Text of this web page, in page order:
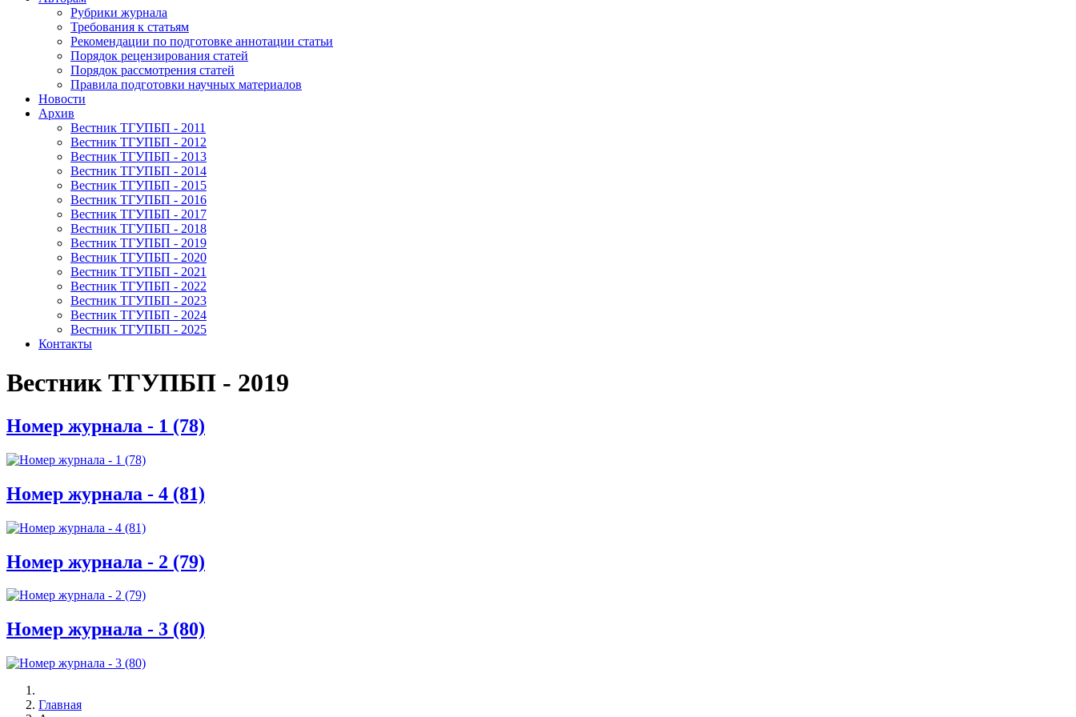
Рубрики журнала
Требования к статьям
Рекомендации по подготовке аннотации статьи
Порядок рецензирования статей
Порядок рассмотрения статей
Правила подготовки научных материалов
Новости
Архив
Вестник ТГУПБП - 2011
Вестник ТГУПБП - 2012
Вестник ТГУПБП - 2013
Вестник ТГУПБП - 2014
Вестник ТГУПБП - 2015
Вестник ТГУПБП - 2016
Вестник ТГУПБП - 2017
Вестник ТГУПБП - 2018
Вестник ТГУПБП - 2019
Вестник ТГУПБП - 2020
Вестник ТГУПБП - 2021
Вестник ТГУПБП - 2022
Вестник ТГУПБП - 2023
Вестник ТГУПБП - 2024
Вестник ТГУПБП - 2025
Контакты
Вестник ТГУПБП - 2019
Номер журнала - 1 (78)
Номер журнала - 4 (81)
Номер журнала - 2 (79)
Номер журнала - 3 (80)
Главная